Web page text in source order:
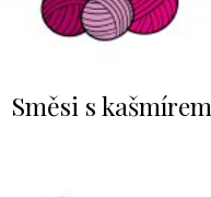
Směsi s kašmírem